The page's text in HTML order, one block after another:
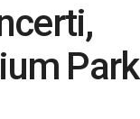
Park